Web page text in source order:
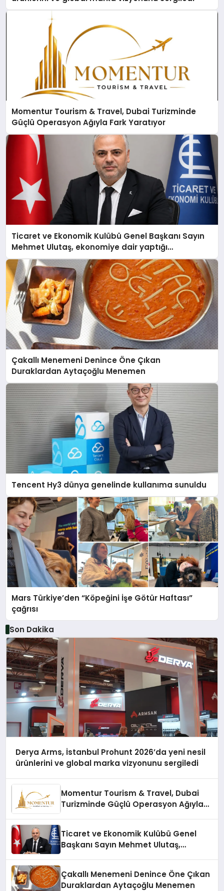
Momentur Tourism & Travel, Dubai Turizminde
Güçlü Operasyon Ağıyla Fark Yaratıyor
Ticaret ve Ekonomik Kulübü Genel Başkanı Sayın
Mehmet Ulutaş, ekonomiye dair yaptığı
açıklamada şunları kaydetti:
Çakallı Menemeni Denince Öne Çıkan
Duraklardan Aytaçoğlu Menemen
Tencent Hy3 dünya genelinde kullanıma sunuldu
Mars Türkiye’den “Köpeğini İşe Götür Haftası”
çağrısı
Son Dakika
Derya Arms, İstanbul Prohunt 2026’da yeni nesil
ürünlerini ve global marka vizyonunu sergiledi
Momentur Tourism & Travel, Dubai
Turizminde Güçlü Operasyon Ağıyla
Ticaret ve Ekonomik Kulübü Genel
Başkanı Sayın Mehmet Ulutaş,
Çakallı Menemeni Denince Öne Çıkan
Duraklardan Aytaçoğlu Menemen